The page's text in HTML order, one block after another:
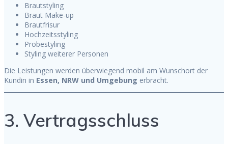
Brautstyling
Braut Make-up
Brautfrisur
Hochzeitsstyling
Probestyling
Styling weiterer Personen
Die Leistungen werden überwiegend mobil am Wunschort der
Kundin in Essen, NRW und Umgebung erbracht.
3. Vertragsschluss